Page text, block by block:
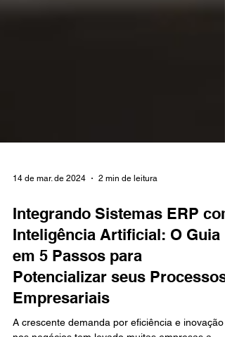
14 de mar. de 2024 2 min de leitura
Integrando Sistemas ERP com
Inteligência Artificial: O Guia
em 5 Passos para
Potencializar seus Processos